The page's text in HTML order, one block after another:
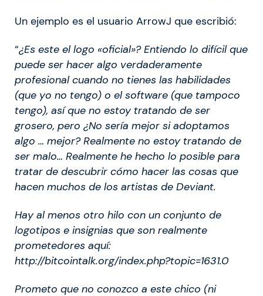
Un ejemplo es el usuario ArrowJ que escribió:
“¿Es este el logo «oficial»? Entiendo lo difícil que
puede ser hacer algo verdaderamente
profesional cuando no tienes las habilidades
(que yo no tengo) o el software (que tampoco
tengo), así que no estoy tratando de ser
grosero, pero ¿No sería mejor si adoptamos
algo … mejor? Realmente no estoy tratando de
ser malo… Realmente he hecho lo posible para
tratar de descubrir cómo hacer las cosas que
hacen muchos de los artistas de Deviant.
Hay al menos otro hilo con un conjunto de
logotipos e insignias que son realmente
prometedores aquí:
http://bitcointalk.org/index.php?topic=1631.0
Prometo que no conozco a este chico (ni